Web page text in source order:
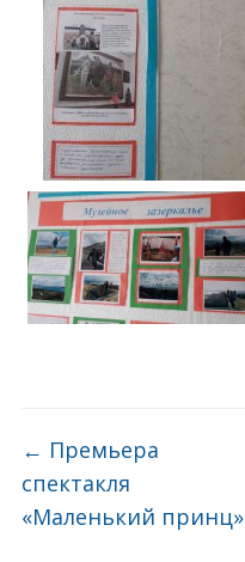
← Премьера
спектакля
«Маленький принц»